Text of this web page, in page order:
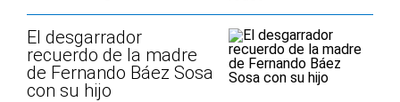
El desgarrador
recuerdo de la madre
de Fernando Báez Sosa
con su hijo